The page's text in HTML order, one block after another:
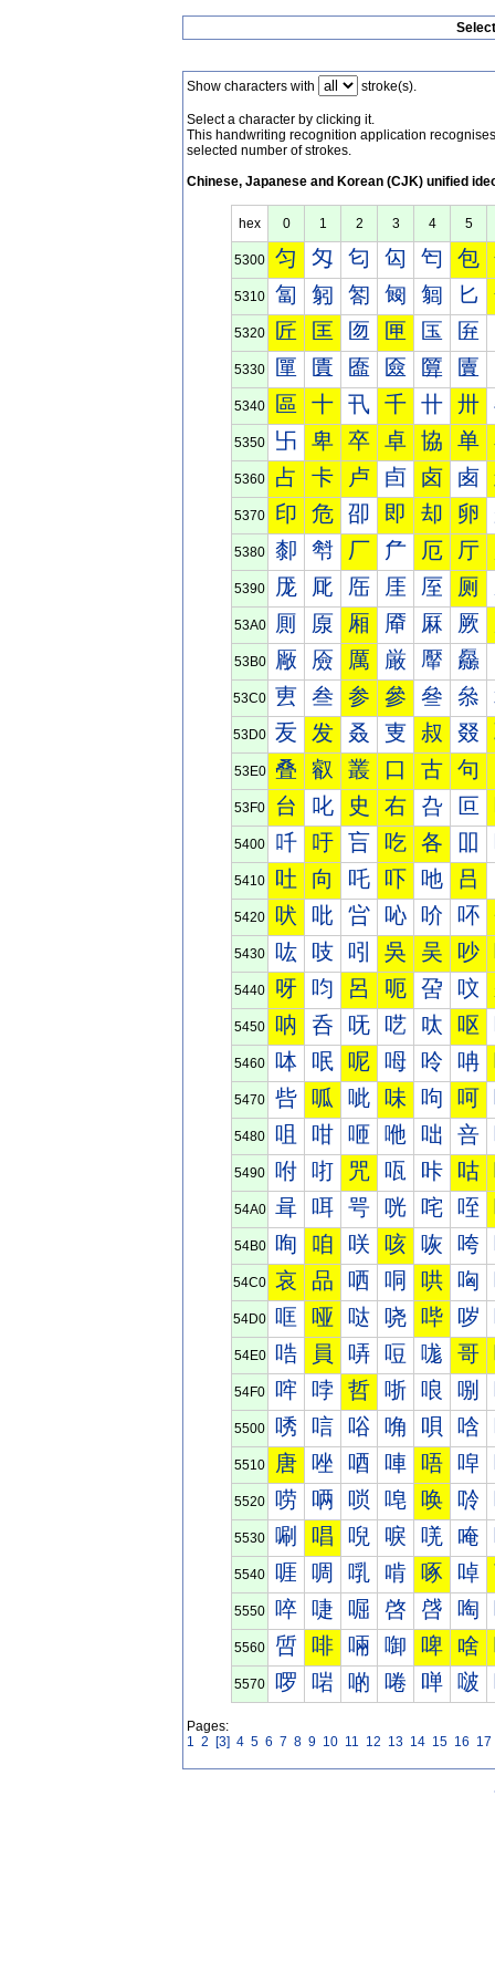
Show characters with stroke(s).
Select a character by clicking it.
This handwriting recognition application
selected number of strokes.
Chinese, Japanese and Korean (CJK) unified
hex 0 1 2 3 4 5
5300 匀 匁 匂 匃 匄 包
5310 匐 匑 匒 匓 匔 匕
5320 匠 匡 匢 匣 匤 匥
5330 匰 匱 匲 匳 匴 匵
5340 區 十 卂 千 卄 卅
5350 卐 卑 卒 卓 協 单
5360 占 卡 卢 卣 卤 卥
5370 印 危 卲 即 却 卵
5380 厀 厁 厂 厃 厄 厅
5390 厐 厑 厒 厓 厔 厕
53A0 厠 厡 厢 厣 厤 厥
53B0 厰 厱 厲 厳 厴 厵
53C0 叀 叁 参 參 叄 叅
53D0 叐 发 叒 叓 叔 叕
53E0 叠 叡 叢 口 古 句
53F0 台 叱 史 右 叴 叵
5400 吀 吁 吂 吃 各 吅
5410 吐 向 吒 吓 吔 吕
5420 吠 吡 吢 吣 吤 吥
5430 吰 吱 吲 吳 吴 吵
5440 呀 呁 呂 呃 呄 呅
5450 呐 呑 呒 呓 呔 呕
5460 呠 呡 呢 呣 呤 呥
5470 呰 呱 呲 味 呴 呵
5480 咀 咁 咂 咃 咄 咅
5490 咐 咑 咒 咓 咔 咕
54A0 咠 咡 咢 咣 咤 咥
54B0 咰 咱 咲 咳 咴 咵
54C0 哀 品 哂 哃 哄 哅
54D0 哐 哑 哒 哓 哔 哕
54E0 哠 員 哢 哣 哤 哥
54F0 哰 哱 哲 哳 哴 哵
5500 唀 唁 唂 唃 唄 唅
5510 唐 唑 唒 唓 唔 唕
5520 唠 唡 唢 唣 唤 唥
5530 唰 唱 唲 唳 唴 唵
5540 啀 啁 啂 啃 啄 啅
5550 啐 啑 啒 啓 啔 啕
5560 啠 啡 啢 啣 啤 啥
5570 啰 啱 啲 啳 啴 啵
Pages:
1 2 [3] 4 5 6 7 8 9 10 11 12 13 14 15 16 17